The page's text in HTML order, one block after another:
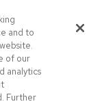
and to
of our
analytics
Further